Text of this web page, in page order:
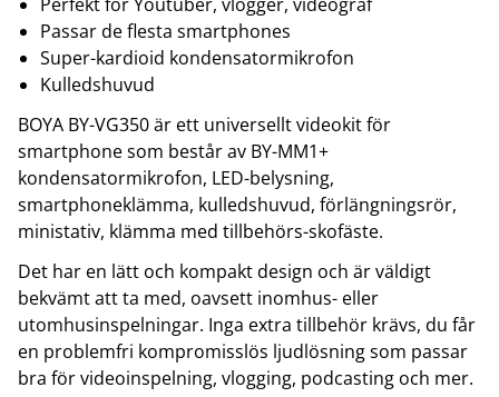
Passar de flesta smartphones
Super-kardioid kondensatormikrofon
Kulledshuvud
BOYA BY-VG350 är ett universellt videokit för
smartphone som består av BY-MM1+
kondensatormikrofon, LED-belysning,
smartphoneklämma, kulledshuvud, förlängningsrör,
ministativ, klämma med tillbehörs-skofäste.
Det har en lätt och kompakt design och är väldigt
bekvämt att ta med, oavsett inomhus- eller
utomhusinspelningar. Inga extra tillbehör krävs, du får
en problemfri kompromisslös ljudlösning som passar
bra för videoinspelning, vlogging, podcasting och mer.